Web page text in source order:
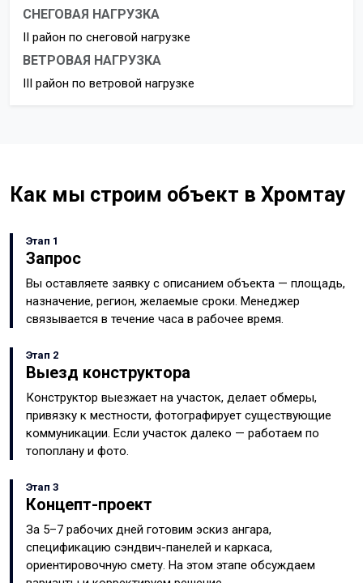
СНЕГОВАЯ НАГРУЗКА
II район по снеговой нагрузке
ВЕТРОВАЯ НАГРУЗКА
III район по ветровой нагрузке
Как мы строим объект в Хромтау
Этап 1
Запрос
Вы оставляете заявку с описанием объекта — площадь,
назначение, регион, желаемые сроки. Менеджер
связывается в течение часа в рабочее время.
Этап 2
Выезд конструктора
Конструктор выезжает на участок, делает обмеры,
привязку к местности, фотографирует существующие
коммуникации. Если участок далеко — работаем по
топоплану и фото.
Этап 3
Концепт-проект
За 5–7 рабочих дней готовим эскиз ангара,
спецификацию сэндвич-панелей и каркаса,
ориентировочную смету. На этом этапе обсуждаем